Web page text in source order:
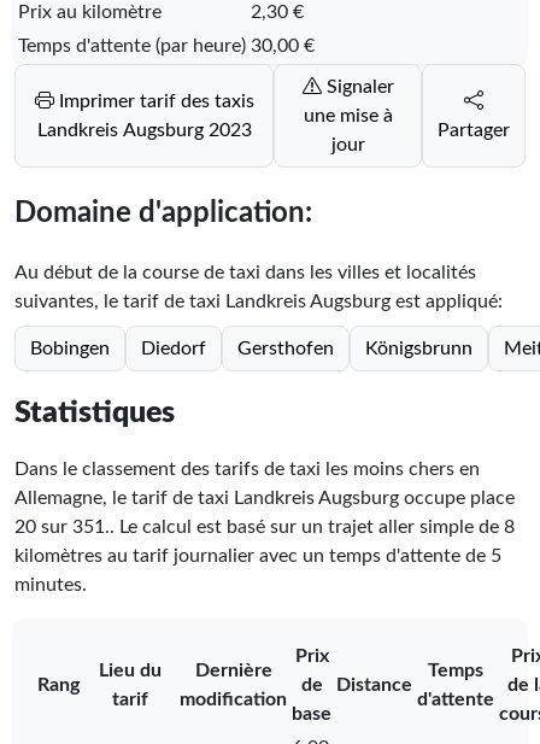
Prix au kilomètre
2,30 €
Temps d'attente (par heure) 30,00 €
Imprimer tarif des taxis
Landkreis Augsburg 2023
Signaler
une mise à
jour
Partager
Domaine d'application:
Au début de la course de taxi dans les villes et localités
suivantes, le tarif de taxi Landkreis Augsburg est appliqué:
Bobingen Diedorf Gersthofen Königsbrunn
Statistiques
Dans le classement des tarifs de taxi les moins chers en
Allemagne, le tarif de taxi Landkreis Augsburg occupe place
20 sur 351.. Le calcul est basé sur un trajet aller simple de 8
kilomètres au tarif journalier avec un temps d'attente de 5
minutes.
Rang
Lieu du
tarif
Dernière
modification
Prix
de
base
Distance
Temps
d'attente
de